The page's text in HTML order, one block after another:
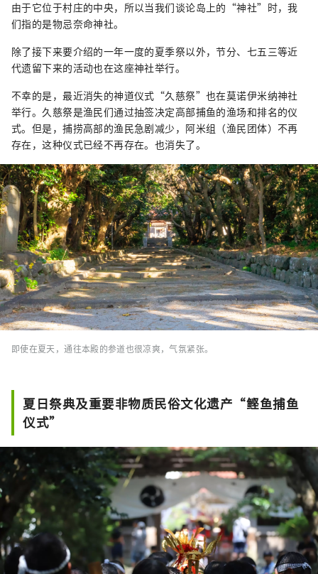
由于它位于村庄的中央，所以当我们谈论岛上的“神社”时，我
们指的是物忌奈命神社。
除了接下来要介绍的一年一度的夏季祭以外，节分、七五三等近
代遗留下来的活动也在这座神社举行。
不幸的是，最近消失的神道仪式“久慈祭”也在莫诺伊米纳神社
举行。久慈祭是渔民们通过抽签决定高部捕鱼的渔场和排名的仪
式。但是，捕捞高部的渔民急剧减少，阿米组（渔民团体）不再
存在，这种仪式已经不再存在。也消失了。
即使在夏天，通往本殿的参道也很凉爽，气氛紧张。
夏日祭典及重要非物质民俗文化遗产“鲣鱼捕鱼
仪式”